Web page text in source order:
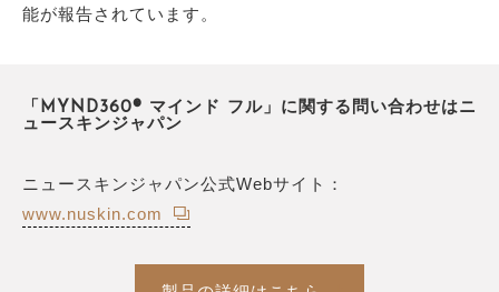
能が報告されています。
「MYND360® マインド フル」に関する問い合わせはニ
ュースキンジャパン
ニュースキンジャパン公式Webサイト：
www.nuskin.com